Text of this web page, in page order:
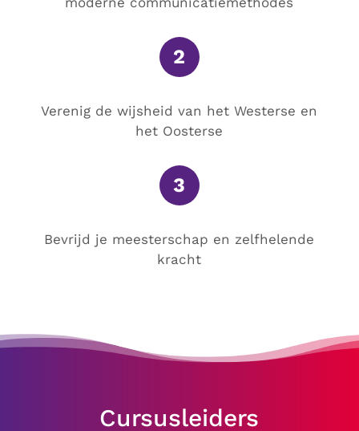
2
Verenig de wijsheid van het Westerse en
het Oosterse
3
Bevrijd je meesterschap en zelfhelende
kracht
Cursusleiders